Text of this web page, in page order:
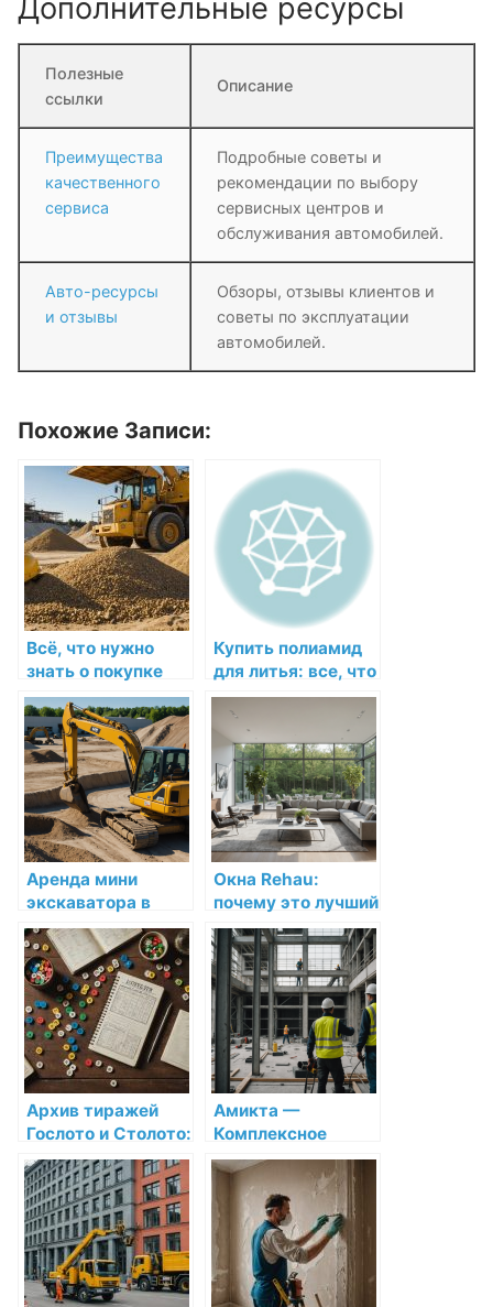
Дополнительные ресурсы
Полезные
ссылки
Описание
Преимущества
качественного
сервиса
Подробные советы и
рекомендации по выбору
сервисных центров и
обслуживания автомобилей.
Авто-ресурсы
и отзывы
Обзоры, отзывы клиентов и
советы по эксплуатации
автомобилей.
Похожие Записи:
Всё, что нужно
знать о покупке
песка и щебня:
полезное
руководство
Купить полиамид
для литья: все, что
нужно знать
Аренда мини
экскаватора в
Москве и
Московской
области: Все, что
необходимо знать
Окна Rehau:
почему это лучший
выбор для вашего
дома
Архив тиражей
Гослото и Столото:
что важно знать о
результатах и их
анализе
Амикта —
Комплексное
решение для
монтажа
инженерных
систем в Санкт-
Петербурге и
Ленинградской
области